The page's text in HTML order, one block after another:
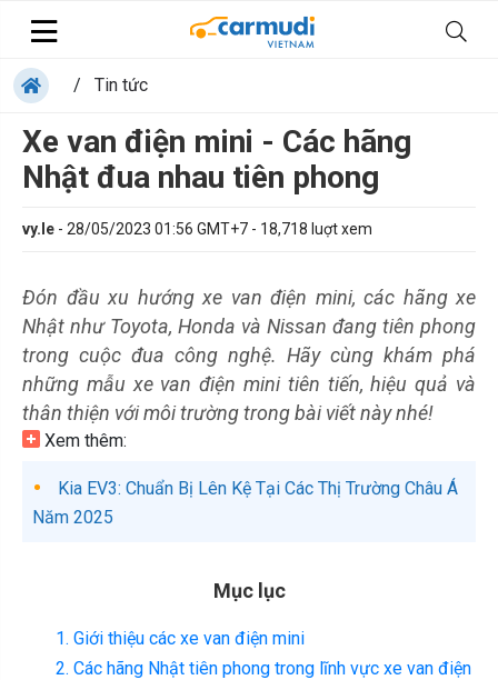
/ Tin tức
Xe van điện mini - Các hãng
Nhật đua nhau tiên phong
vy.le - 28/05/2023 01:56 GMT+7 - 18,718 luợt xem
Đón đầu xu hướng xe van điện mini, các hãng xe
Nhật như Toyota, Honda và Nissan đang tiên phong
trong cuộc đua công nghệ. Hãy cùng khám phá
những mẫu xe van điện mini tiên tiến, hiệu quả và
thân thiện với môi trường trong bài viết này nhé!
Xem thêm:
Kia EV3: Chuẩn Bị Lên Kệ Tại Các Thị Trường Châu Á
Năm 2025
Mục lục
1. Giới thiệu các xe van điện mini
2. Các hãng Nhật tiên phong trong lĩnh vực xe van điện